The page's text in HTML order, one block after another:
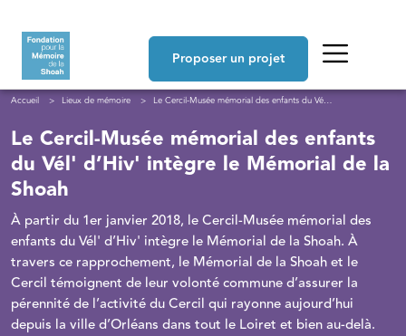
Proposer un projet
Fil d'Ariane
Accueil Lieux de mémoire Le Cercil-Musée mémorial des enfants du Vél' d’Hiv' intègre le Mémorial de la Shoah
Le Cercil-Musée mémorial des enfants
du Vél' d’Hiv' intègre le Mémorial de la
Shoah
À partir du 1er janvier 2018, le Cercil-Musée mémorial des
enfants du Vél' d’Hiv' intègre le Mémorial de la Shoah. À
travers ce rapprochement, le Mémorial de la Shoah et le
Cercil témoignent de leur volonté commune d’assurer la
pérennité de l’activité du Cercil qui rayonne aujourd’hui
depuis la ville d’Orléans dans tout le Loiret et bien au-delà.